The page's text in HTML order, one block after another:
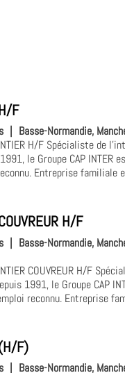
F
Basse-Normandie,
H/F Spécialiste de
le Groupe CAP INTER
Entreprise familiale
H/F
| Basse-Normandie,
COUVREUR H/F
1991, le Groupe CAP
reconnu. Entreprise
F)
Basse-Normandie,